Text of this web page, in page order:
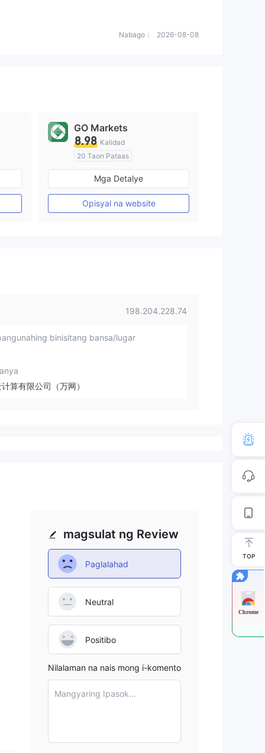
Nabago： 2026-08-08
GO Markets
8.98 Kalidad
20 Taon Pataas
Kinokontrol sa Australia
Paggawa ng Market (MM)
cTrader
Mga Detalye
Opisyal na website
198.204.228.74
binisitang bansa/lugar
算有限公司（万网）
magsulat ng Review
Paglalahad
Neutral
Positibo
Nilalaman na nais mong i-komento
Mangyaring Ipasok...
TOP
Chrome